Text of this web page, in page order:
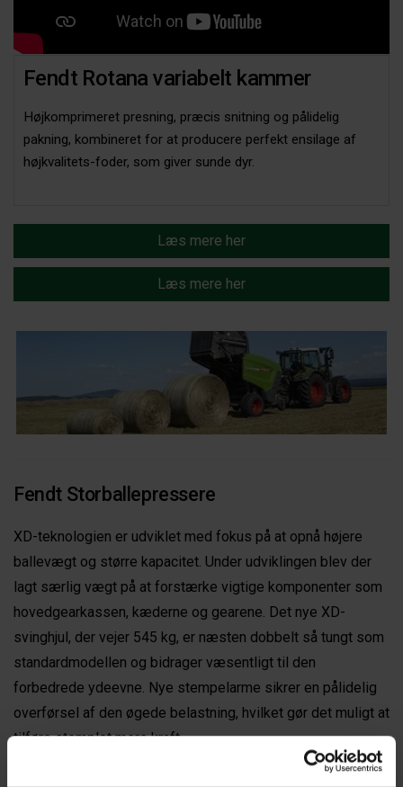
Fendt Rotana variabelt kammer
Højkomprimeret presning, præcis snitning og pålidelig
pakning, kombineret for at producere perfekt ensilage af
højkvalitets-foder, som giver sunde dyr.
Læs mere her
Læs mere her
Fendt Storballepressere
XD-teknologien er udviklet med fokus på at opnå højere
ballevægt og større kapacitet. Under udviklingen blev der
lagt særlig vægt på at forstærke vigtige komponenter som
hovedgearkassen, kæderne og gearene. Det nye XD-
svinghjul, der vejer 545 kg, er næsten dobbelt så tungt som
standardmodellen og bidrager væsentligt til den
forbedrede ydeevne. Nye stempelarme sikrer en pålidelig
overførsel af den øgede belastning, hvilket gør det muligt at
tilføre stemplet mere kraft.
Samtidig er pressekammeret blevet forbedret på flere